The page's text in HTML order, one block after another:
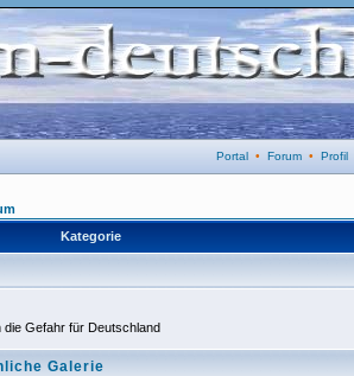
Portal • Forum • Profil
Kategorie
die Gefahr für Deutschland
Galerie